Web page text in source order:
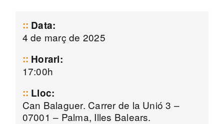
Data:
4 de març de 2025
Horari:
17:00h
Lloc:
Can Balaguer. Carrer de la Unió 3 –
07001 – Palma, Illes Balears.